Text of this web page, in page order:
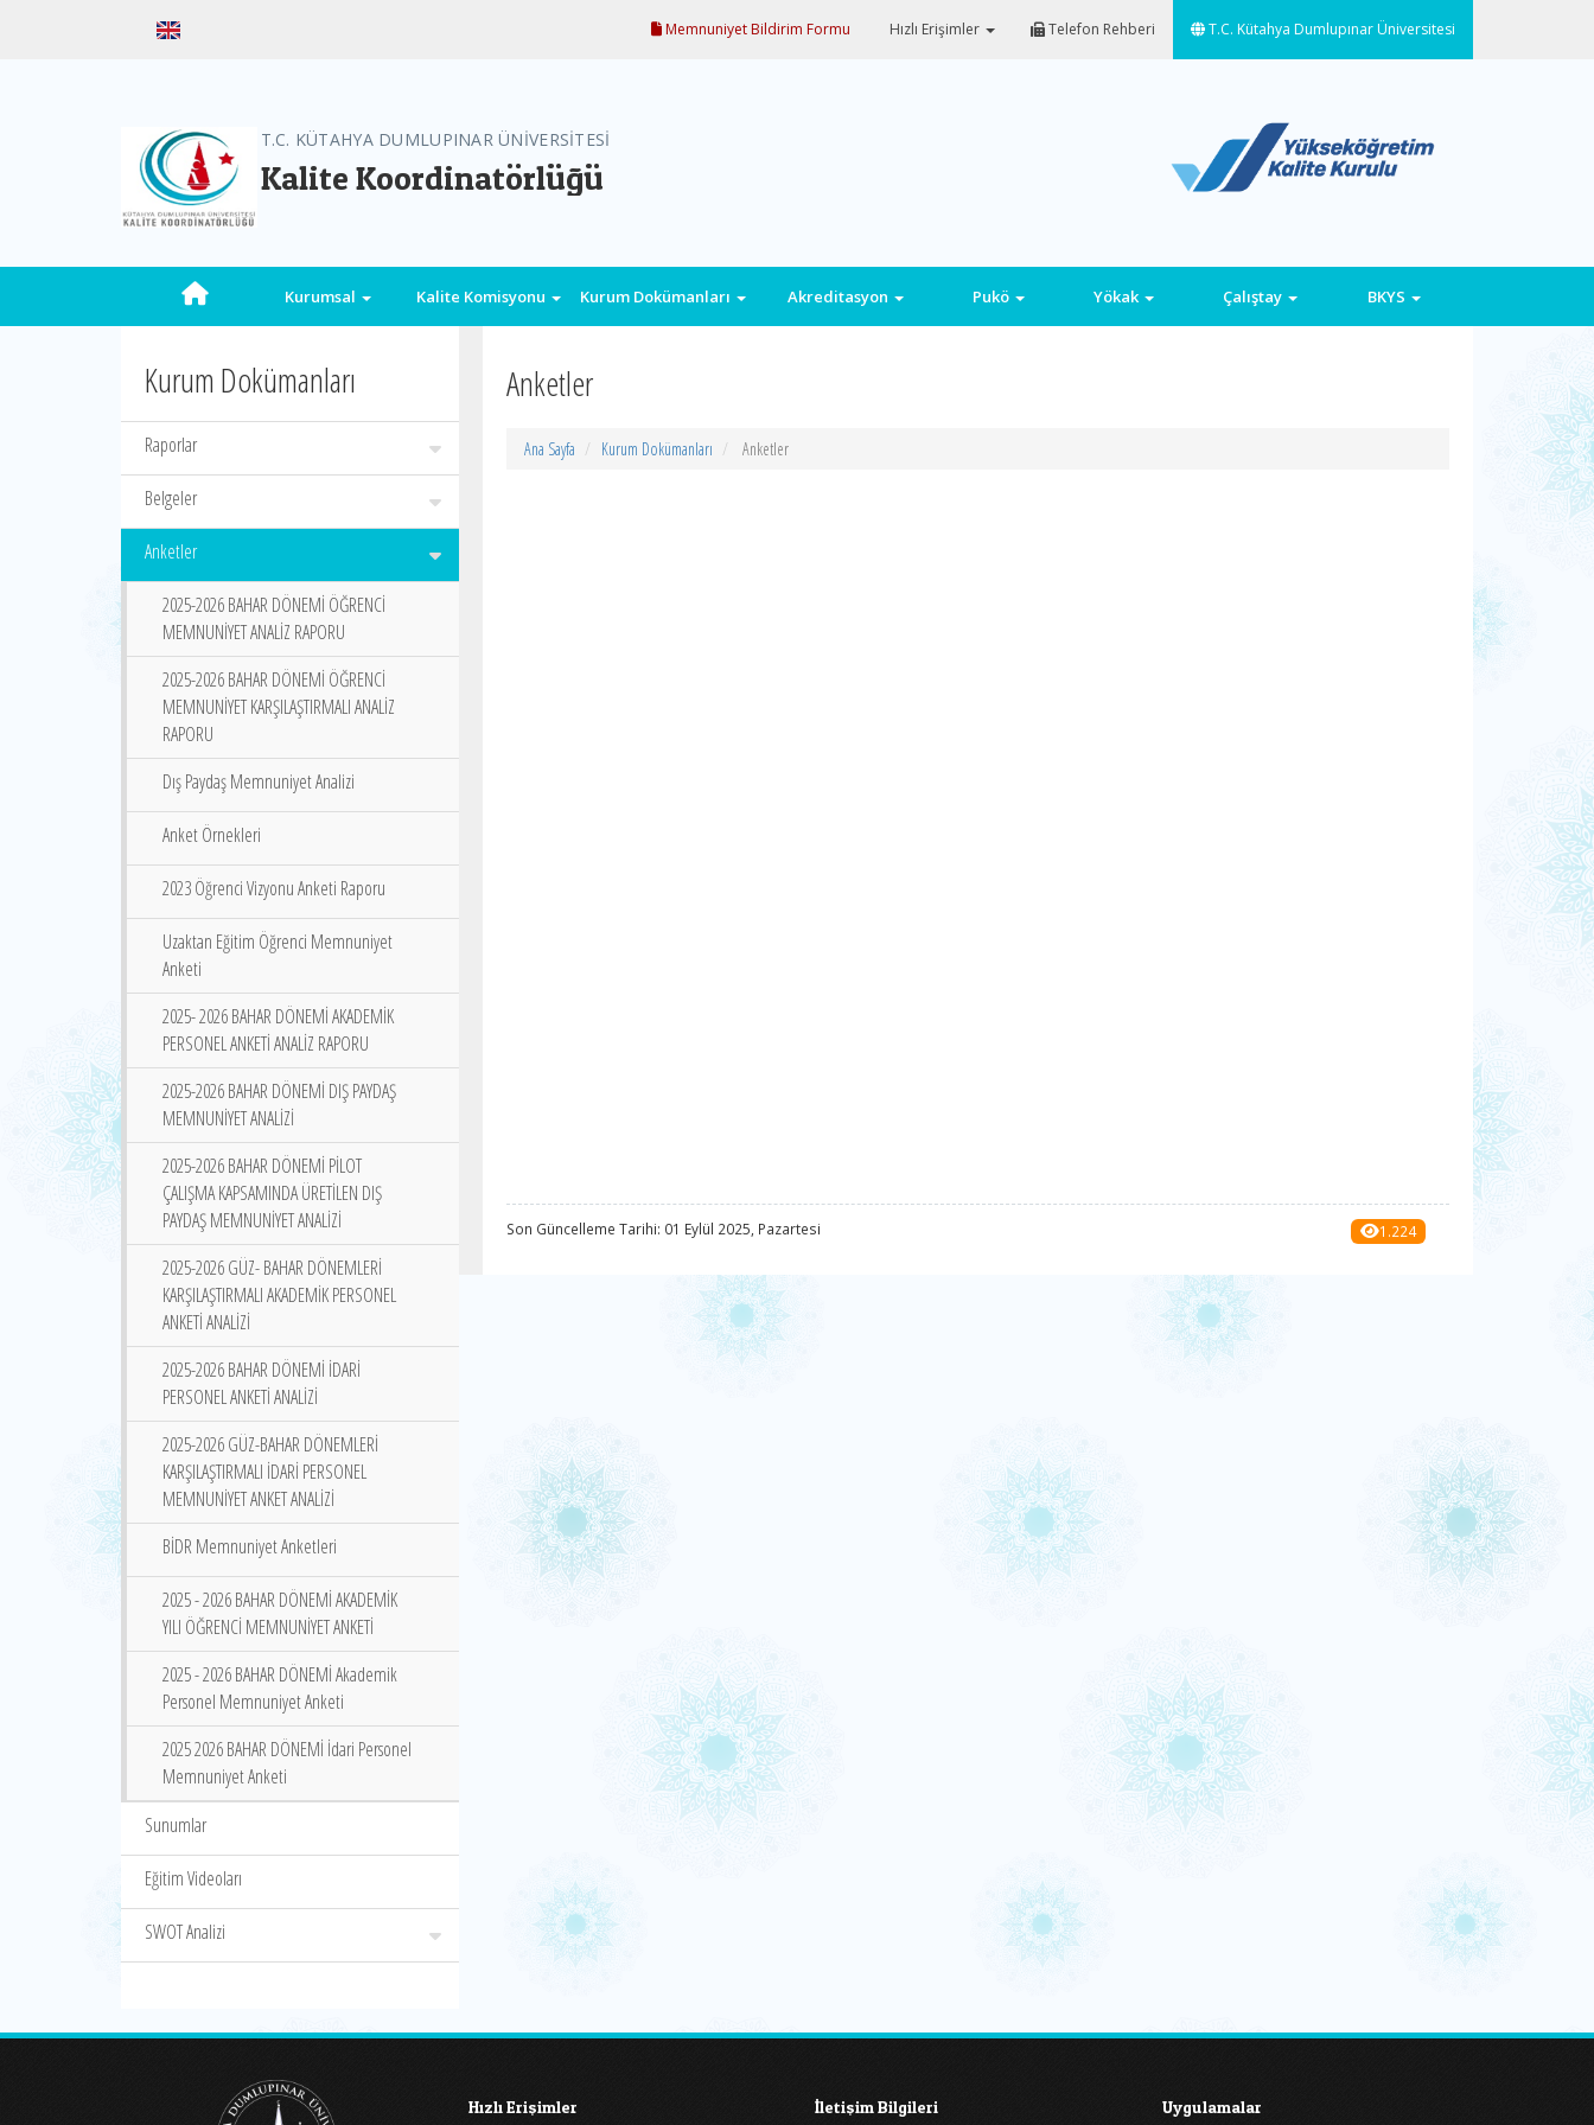
Memnuniyet Bildirim Formu Hızlı Erişimler Telefon Rehberi T.C. Kütahya Dumlupınar Üniversitesi
T.C. KÜTAHYA DUMLUPINAR ÜNİVERSİTESİ
Kalite Koordinatörlüğü
Kurumsal Kalite Komisyonu Kurum Dokümanları Akreditasyon Pukö Yökak Çalıştay BKYS
Kurum Dokümanları
Raporlar
Belgeler
Anketler
2025-2026 BAHAR DÖNEMİ ÖĞRENCİ
MEMNUNİYET ANALİZ RAPORU
2025-2026 BAHAR DÖNEMİ ÖĞRENCİ
MEMNUNİYET KARŞILAŞTIRMALI ANALİZ
RAPORU
Dış Paydaş Memnuniyet Analizi
Anket Örnekleri
2023 Öğrenci Vizyonu Anketi Raporu
Uzaktan Eğitim Öğrenci Memnuniyet
Anketi
2025- 2026 BAHAR DÖNEMİ AKADEMİK
PERSONEL ANKETİ ANALİZ RAPORU
2025-2026 BAHAR DÖNEMİ DIŞ PAYDAŞ
MEMNUNİYET ANALİZİ
2025-2026 BAHAR DÖNEMİ PİLOT
ÇALIŞMA KAPSAMINDA ÜRETİLEN DIŞ
PAYDAŞ MEMNUNİYET ANALİZİ
2025-2026 GÜZ- BAHAR DÖNEMLERİ
KARŞILAŞTIRMALI AKADEMİK PERSONEL
ANKETİ ANALİZİ
2025-2026 BAHAR DÖNEMİ İDARİ
PERSONEL ANKETİ ANALİZİ
2025-2026 GÜZ-BAHAR DÖNEMLERİ
KARŞILAŞTIRMALI İDARİ PERSONEL
MEMNUNİYET ANKET ANALİZİ
BİDR Memnuniyet Anketleri
2025 - 2026 BAHAR DÖNEMİ AKADEMİK
YILI ÖĞRENCİ MEMNUNİYET ANKETİ
2025 - 2026 BAHAR DÖNEMİ Akademik
Personel Memnuniyet Anketi
2025 2026 BAHAR DÖNEMİ İdari Personel
Memnuniyet Anketi
Sunumlar
Eğitim Videoları
SWOT Analizi
Anketler
Ana Sayfa Kurum Dokümanları Anketler
Son Güncelleme Tarihi: 01 Eylül 2025, Pazartesi 1.224
Hızlı Erişimler İletişim Bilgileri Uygulamalar